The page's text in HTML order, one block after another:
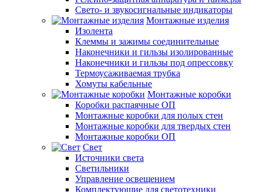
Свето- и звукосигнальные индикаторы
Монтажные изделия
Изолента
Клеммы и зажимы соединительные
Наконечники и гильзы изолированные
Наконечники и гильзы под опрессовку
Термоусаживаемая трубка
Хомуты кабельные
Монтажные коробки
Коробки распаячные ОП
Монтажные коробки для полых стен
Монтажные коробки для твердых стен
Монтажные коробки ОП
Свет
Источники света
Светильники
Управление освещением
Комплектующие для светотехники